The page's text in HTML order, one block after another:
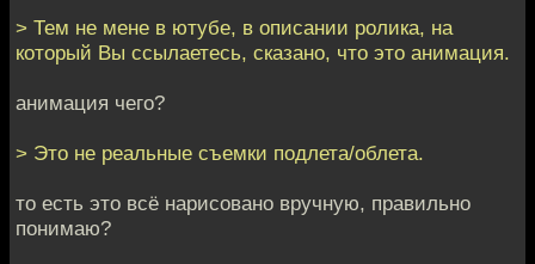
> Тем не мене в ютубе, в описании ролика, на
который Вы ссылаетесь, сказано, что это анимация.
анимация чего?
> Это не реальные съемки подлета/облета.
то есть это всё нарисовано вручную, правильно
понимаю?